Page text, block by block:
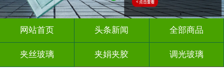
网站首页 头条新闻 全部商品
夹丝玻璃 夹娟夹胶 调光玻璃